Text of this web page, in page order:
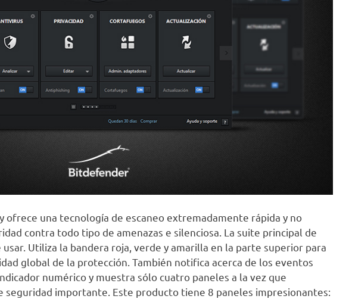
una tecnología de escaneo extremadamente rápida y no
contra todo tipo de amenazas e silenciosa. La suite principal de
Utiliza la bandera roja, verde y amarilla en la parte superior para
global de la protección. También notifica acerca de los eventos
numérico y muestra sólo cuatro paneles a la vez que
seguridad importante. Este producto tiene 8 paneles impresionantes: